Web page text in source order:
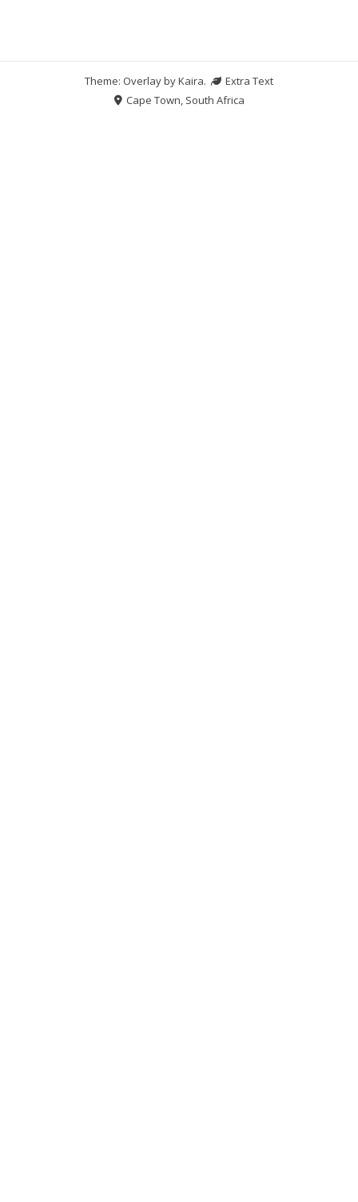
Theme: Overlay byKaira.
Extra Text
Cape Town, South Africa